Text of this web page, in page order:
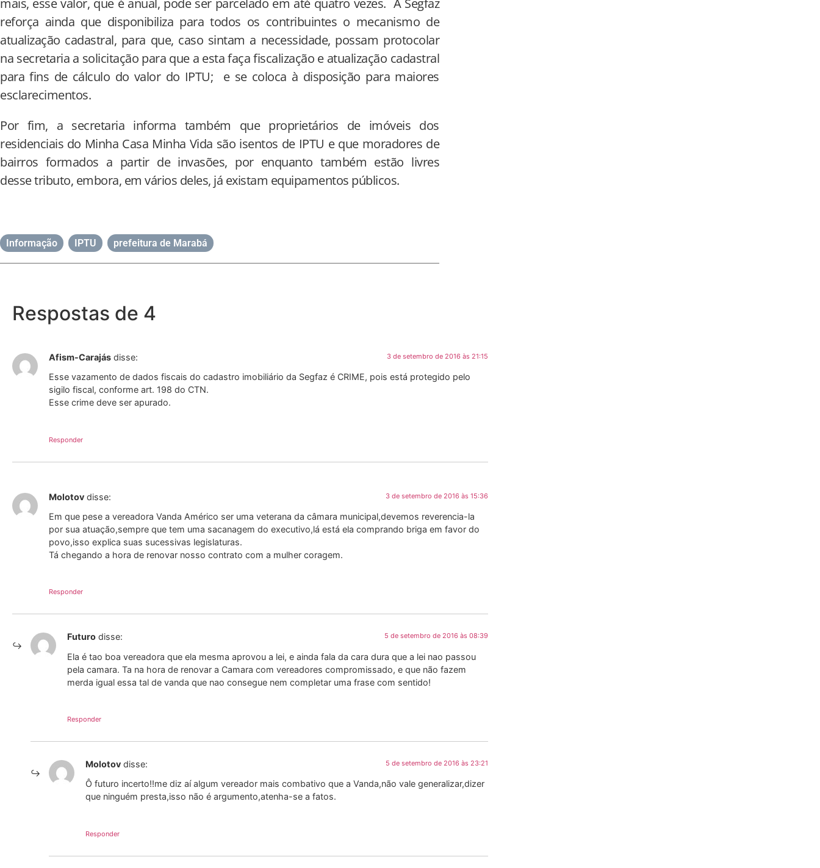
reforça ainda que disponibiliza para todos os contribuintes o mecanismo de
atualização cadastral, para que, caso sintam a necessidade, possam protocolar
na secretaria a solicitação para que a esta faça fiscalização e atualização cadastral
para fins de cálculo do valor do IPTU; e se coloca à disposição para maiores
esclarecimentos.
Por fim, a secretaria informa também que proprietários de imóveis dos
residenciais do Minha Casa Minha Vida são isentos de IPTU e que moradores de
bairros formados a partir de invasões, por enquanto também estão livres
desse tributo, embora, em vários deles, já existam equipamentos públicos.
Informação IPTU prefeitura de Marabá
Respostas de 4
Afism-Carajás disse: 3 de setembro de 2016 às 21:15
Esse vazamento de dados fiscais do cadastro imobiliário da Segfaz é CRIME, pois está protegido pelo
sigilo fiscal, conforme art. 198 do CTN.
Esse crime deve ser apurado.
Responder
Molotov disse: 3 de setembro de 2016 às 15:36
Em que pese a vereadora Vanda Américo ser uma veterana da câmara municipal,devemos reverencia-la
por sua atuação,sempre que tem uma sacanagem do executivo,lá está ela comprando briga em favor do
povo,isso explica suas sucessivas legislaturas.
Tá chegando a hora de renovar nosso contrato com a mulher coragem.
Responder
Futuro disse: 5 de setembro de 2016 às 08:39
Ela é tao boa vereadora que ela mesma aprovou a lei, e ainda fala da cara dura que a lei nao passou
pela camara. Ta na hora de renovar a Camara com vereadores compromissado, e que não fazem
merda igual essa tal de vanda que nao consegue nem completar uma frase com sentido!
Responder
Molotov disse: 5 de setembro de 2016 às 23:21
Ô futuro incerto!!me diz aí algum vereador mais combativo que a Vanda,não vale generalizar,dizer
que ninguém presta,isso não é argumento,atenha-se a fatos.
Responder